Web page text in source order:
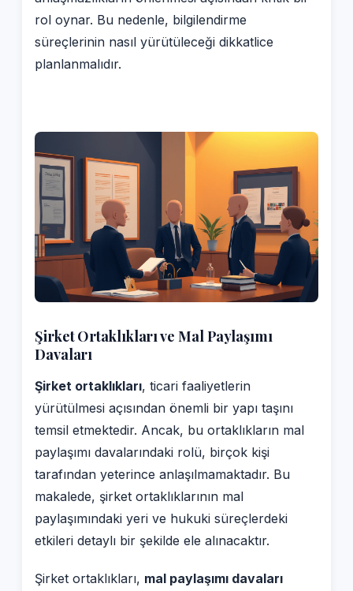
rol oynar. Bu nedenle, bilgilendirme
süreçlerinin nasıl yürütüleceği dikkatlice
planlanmalıdır.
Şirket Ortaklıkları ve Mal Paylaşımı
Davaları
Şirket ortaklıkları, ticari faaliyetlerin
yürütülmesi açısından önemli bir yapı taşını
temsil etmektedir. Ancak, bu ortaklıkların mal
paylaşımı davalarındaki rolü, birçok kişi
tarafından yeterince anlaşılmamaktadır. Bu
makalede, şirket ortaklıklarının mal
paylaşımındaki yeri ve hukuki süreçlerdeki
etkileri detaylı bir şekilde ele alınacaktır.
Şirket ortaklıkları, mal paylaşımı davaları